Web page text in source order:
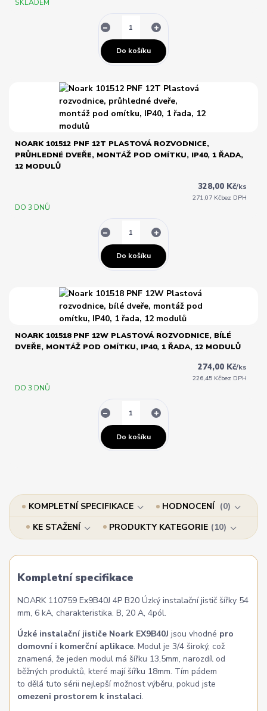
SKLADEM
Do košíku
NOARK 101512 PNF 12T PLASTOVÁ ROZVODNICE,
PRŮHLEDNÉ DVEŘE, MONTÁŽ POD OMÍTKU, IP40, 1 ŘADA,
12 MODULŮ
328,00 Kč/ks
271,07 Kčbez DPH
DO 3 DNŮ
Do košíku
NOARK 101518 PNF 12W PLASTOVÁ ROZVODNICE, BÍLÉ
DVEŘE, MONTÁŽ POD OMÍTKU, IP40, 1 ŘADA, 12 MODULŮ
274,00 Kč/ks
226,45 Kčbez DPH
DO 3 DNŮ
Do košíku
KOMPLETNÍ SPECIFIKACE HODNOCENÍ
0
KE STAŽENÍ
PRODUKTY KATEGORIE 10
Kompletní specifikace
NOARK 110759 Ex9B40J 4P B20 Úzký instalační jistič šířky 54
mm, 6 kA, charakteristika. B, 20 A, 4pól.
Úzké instalační jističe Noark EX9B40J jsou vhodné pro
domovní i komerční aplikace. Modul je 3/4 široký, což
znamená, že jeden modul má šířku 13,5mm, narozdíl od
běžných produktů, které mají šířku 18mm. Tím pádem
to dělá tuto sérii nejlepší možnost výběru, pokud jste
omezeni prostorem k instalaci.